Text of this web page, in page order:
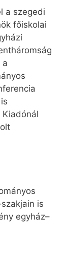
a szegedi
főiskolai
a
is
egyház–